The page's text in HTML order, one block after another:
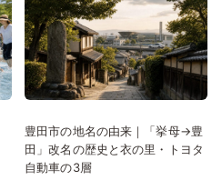
豊田市の地名の由来｜「挙母→豊
田」改名の歴史と衣の里・トヨタ
自動車の3層